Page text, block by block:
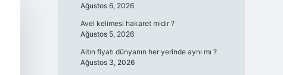
Ağustos 6, 2026
Avel kelimesi hakaret midir ?
Ağustos 5, 2026
Altın fiyatı dünyanın her yerinde aynı mı ?
Ağustos 3, 2026